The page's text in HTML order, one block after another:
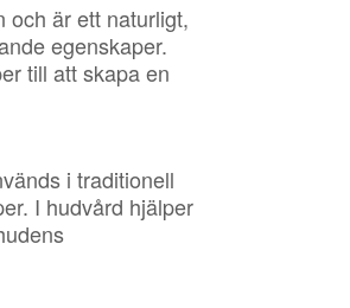
och är ett naturligt,
egenskaper.
till att skapa en
i traditionell
I hudvård hjälper